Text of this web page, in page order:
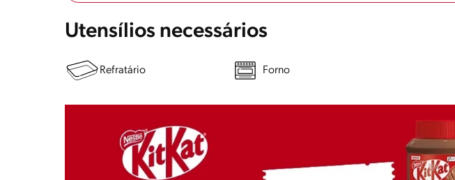
Utensílios necessários
Refratário Forno